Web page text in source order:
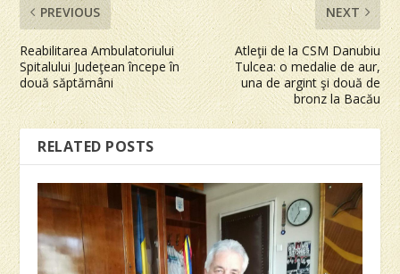
PREVIOUS
Reabilitarea Ambulatoriului
Spitalului Judeţean începe în
două săptămâni
NEXT
Atleţii de la CSM Danubiu
Tulcea: o medalie de aur,
una de argint şi două de
bronz la Bacău
RELATED POSTS